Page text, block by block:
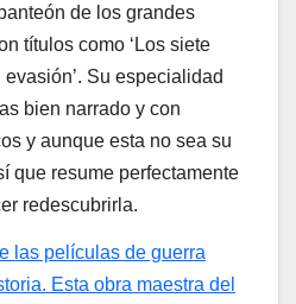
de los grandes
títulos como ‘Los siete
evasión’. Su especialidad
bien narrado y con
y aunque esta no sea su
que resume perfectamente
redescubrirla.
las películas de guerra
Esta obra maestra del